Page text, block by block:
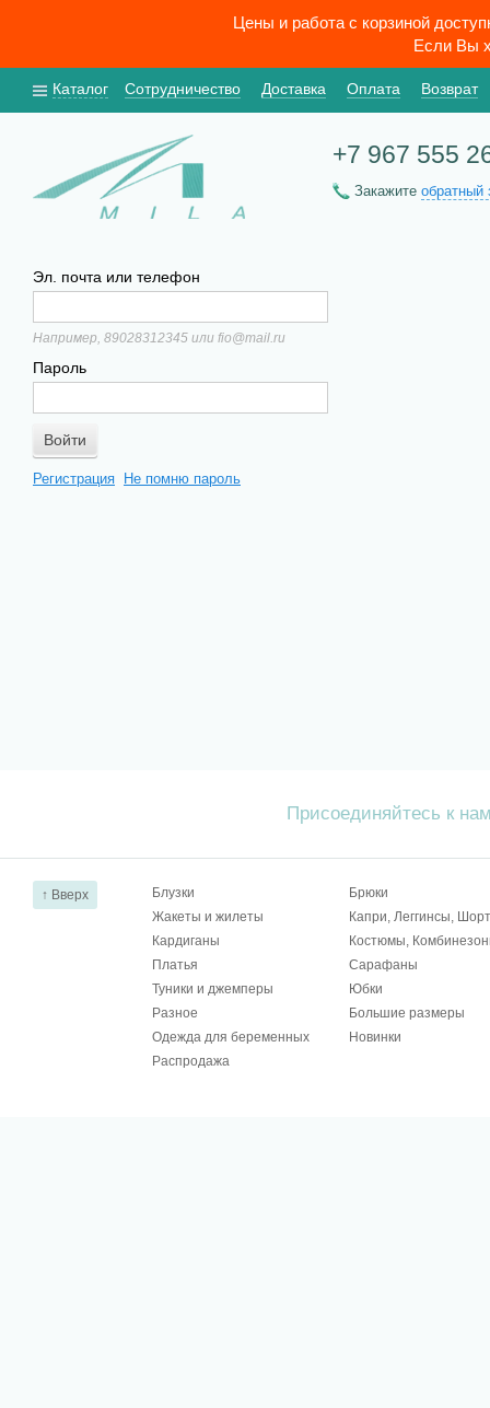
Цены и работа с корзиной
Если Вы
Каталог Сотрудничество Доставка Оплата Возврат
+7 967 555
Закажите обратный
Эл. почта или телефон
Например, 89028312345 или fio@mail.ru
Пароль
Регистрация Не помню пароль
Присоединяйтесь к
↑ Вверх Блузки
Брюки
Жакеты и жилеты
Капри, Леггинсы,
Кардиганы
Костюмы,
Платья
Сарафаны
Туники и джемперы
Юбки
Разное
Большие размеры
Одежда для беременных
Новинки
Распродажа